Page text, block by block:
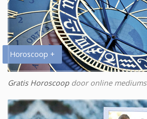
Horoscoop +
Gratis Horoscoopdoor online mediums